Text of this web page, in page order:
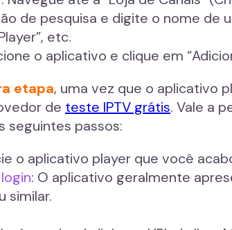
de pesquisa e digite o nome de
etc.
o aplicativo e clique em
etapa, uma vez que o aplicativo
de teste IPTV grátis. Vale a
seguintes passos:
o aplicativo player que você
: O aplicativo geralmente
similar.